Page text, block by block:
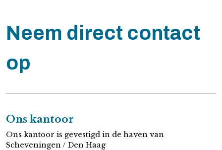
Neem direct contact
op
Ons kantoor
Ons kantoor is gevestigd in de haven van
Scheveningen / Den Haag